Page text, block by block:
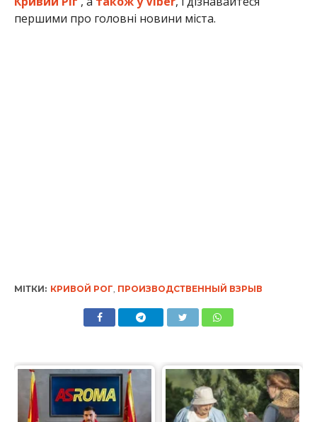
першими про головні новини міста.
МІТКИ: КРИВОЙ РОГ ПРОИЗВОДСТВЕННЫЙ ВЗРЫВ